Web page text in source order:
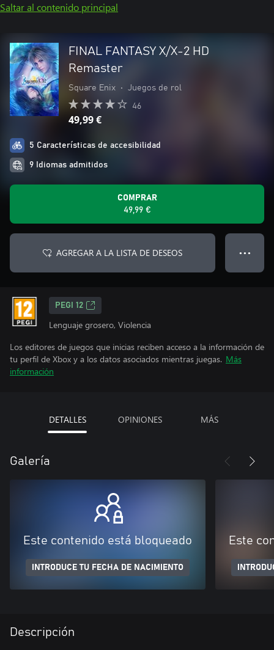
Saltar al contenido principal
FINAL FANTASY X/X-2 HD
Remaster
Square Enix • Juegos de rol
46
49,99 €
5 Características de accesibilidad
9 Idiomas admitidos
COMPRAR
49,99 €
AGREGAR A LA LISTA DE DESEOS ● ● ●
PEGI 12
Lenguaje grosero, Violencia
Los editores de juegos que inicias reciben acceso a la información de
tu perfil de Xbox y a los datos asociados mientras juegas. Más
información
DETALLES OPINIONES MÁS
Galería
Este contenido está bloqueado
INTRODUCE TU FECHA DE NACIMIENTO
Este
Descripción